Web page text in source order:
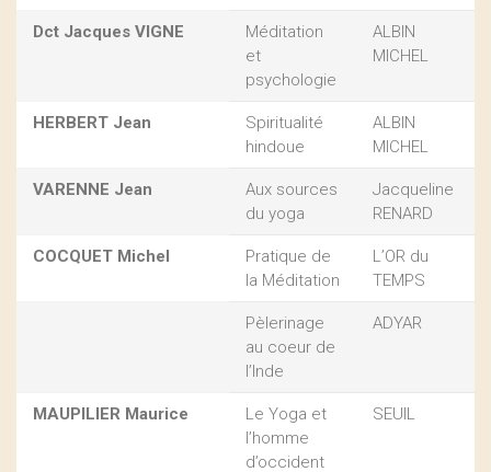
Dct Jacques VIGNE
Méditation
et
psychologie
ALBIN
MICHEL
HERBERT Jean
Spiritualité
hindoue
ALBIN
MICHEL
VARENNE Jean
Aux sources
du yoga
Jacqueline
RENARD
COCQUET Michel
Pratique de
la Méditation
L’OR du
TEMPS
Pèlerinage
au coeur de
l’Inde
ADYAR
MAUPILIER Maurice
Le Yoga et
l’homme
d’occident
SEUIL